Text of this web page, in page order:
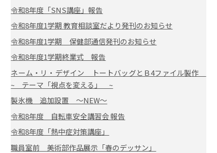
令和8年度「SNS講座」報告
令和8年度1学期 教育相談室だより発刊のお知らせ
令和8年度1学期 保健部通信発刊のお知らせ
令和8年度1学期終業式 報告
ネーム・リ・デザイン トートバッグとＢ4ファイル製作
~ テーマ「視点を変える」 ~
製氷機 追加設置 ～NEW～
令和8年度 自転車安全講習会 報告
令和8年度「熱中症対策講座」
職員室前 美術部作品展示「春のデッサン」